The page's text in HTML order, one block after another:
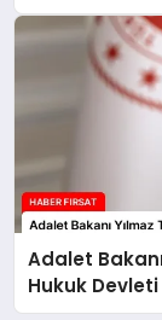
Adalet
Hukuk